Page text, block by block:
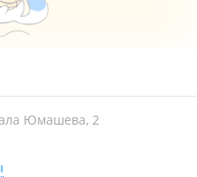
Юмашева, 2